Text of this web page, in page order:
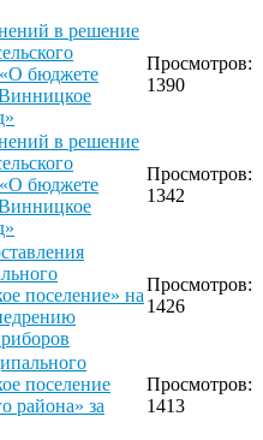
в решение
бюджете
Просмотров:
1390
в решение
бюджете
Просмотров:
1342
поселение» на
Просмотров:
1426
поселение
района» за
Просмотров:
1413